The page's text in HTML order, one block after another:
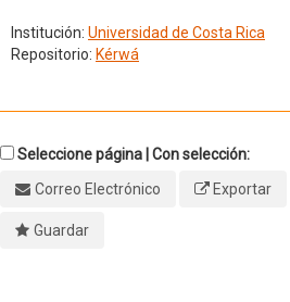
Institución: Universidad de Costa Rica
Repositorio: Kérwá
Seleccione página | Con selección:
Correo Electrónico
Exportar
Guardar